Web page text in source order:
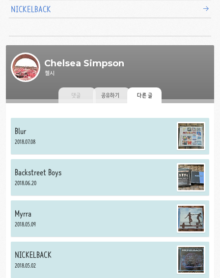
NICKELBACK
Chelsea Simpson
첼시
댓글 공유하기 다른 글
Blur
2018.07.08
Backstreet Boys
2018.06.20
Myrra
2018.05.09
NICKELBACK
2018.05.02